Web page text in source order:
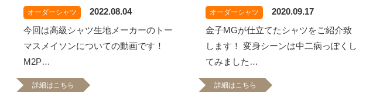
オーダーシャツ
2022.08.04
今回は高級シャツ生地メーカーのトー
マスメイソンについての動画です！
M2P…
詳細はこちら
オーダーシャツ
2020.09.17
金子MGが仕立てたシャツをご紹介致
します！ 変身シーンは中二病っぽくし
てみました…
詳細はこちら